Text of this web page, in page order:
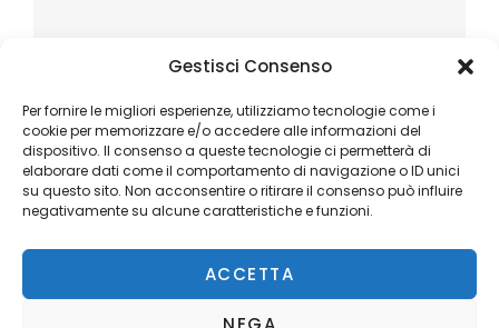
Gestisci Consenso
Per fornire le migliori esperienze, utilizziamo tecnologie come i
cookie per memorizzare e/o accedere alle informazioni del
dispositivo. Il consenso a queste tecnologie ci permetterà di
elaborare dati come il comportamento di navigazione o ID unici
su questo sito. Non acconsentire o ritirare il consenso può influire
negativamente su alcune caratteristiche e funzioni.
ACCETTA